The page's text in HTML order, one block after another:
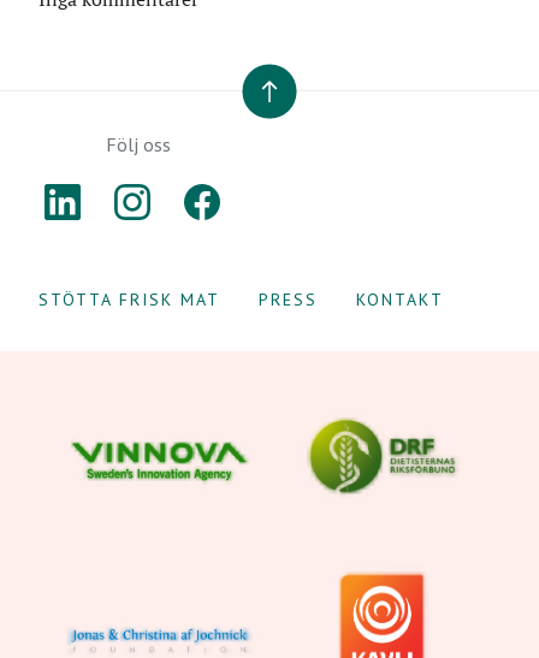
TILL TOPPEN
Följ oss
LINKEDININSTAGRAM
STÖTTA FRISK MAT PRESS KONTAKT